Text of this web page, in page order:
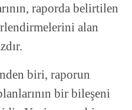
raporda belirtilen
alan
biri, raporun
bir bileşeni